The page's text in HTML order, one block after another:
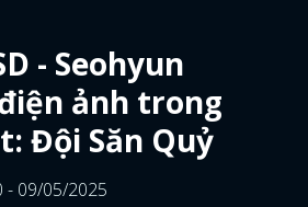
- Seohyun
ảnh trong
Đội Săn Quỷ
- 09/05/2025